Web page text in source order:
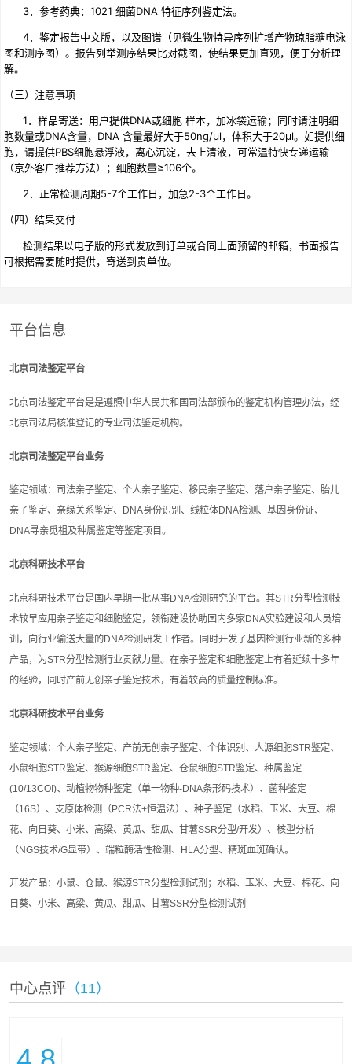
3．参考药典：1021 细菌DNA 特征序列鉴定法。
4．鉴定报告中文版，以及图谱（见微生物特异序列扩增产物琼脂糖电泳
图和测序图）。报告列举测序结果比对截图，使结果更加直观，便于分析理
解。
（三）注意事项
1．样品寄送：用户提供DNA或细胞 样本，加冰袋运输；同时请注明细
胞数量或DNA含量，DNA 含量最好大于50ng/μl，体积大于20μl。如提供细
胞，请提供PBS细胞悬浮液，离心沉淀，去上清液，可常温特快专递运输
（京外客户推荐方法）；细胞数量≥106个。
2．正常检测周期5-7个工作日，加急2-3个工作日。
（四）结果交付
检测结果以电子版的形式发放到订单或合同上面预留的邮箱，书面报告
可根据需要随时提供，寄送到贵单位。
平台信息
北京司法鉴定平台
北京司法鉴定平台是是遵照中华人民共和国司法部颁布的鉴定机构管理办法，经
北京司法局核准登记的专业司法鉴定机构。
北京司法鉴定平台业务
鉴定领域：司法亲子鉴定、个人亲子鉴定、移民亲子鉴定、落户亲子鉴定、胎儿
亲子鉴定、亲缘关系鉴定、DNA身份识别、线粒体DNA检测、基因身份证、
DNA寻亲觅祖及种属鉴定等鉴定项目。
北京科研技术平台
北京科研技术平台是国内早期一批从事DNA检测研究的平台。其STR分型检测技
术较早应用亲子鉴定和细胞鉴定，领衔建设协助国内多家DNA实验建设和人员培
训，向行业输送大量的DNA检测研发工作者。同时开发了基因检测行业新的多种
产品，为STR分型检测行业贡献力量。在亲子鉴定和细胞鉴定上有着延续十多年
的经验，同时产前无创亲子鉴定技术，有着较高的质量控制标准。
北京科研技术平台业务
鉴定领域：个人亲子鉴定、产前无创亲子鉴定、个体识别、人源细胞STR鉴定、
小鼠细胞STR鉴定、猴源细胞STR鉴定、仓鼠细胞STR鉴定、种属鉴定
(10/13COI)、动植物物种鉴定（单一物种-DNA条形码技术）、菌种鉴定
（16S）、支原体检测（PCR法+恒温法）、种子鉴定（水稻、玉米、大豆、棉
花、向日葵、小米、高粱、黄瓜、甜瓜、甘薯SSR分型/开发）、核型分析
（NGS技术/G显带）、端粒酶活性检测、HLA分型、精斑血斑确认。
开发产品：小鼠、仓鼠、猴源STR分型检测试剂；水稻、玉米、大豆、棉花、向
日葵、小米、高粱、黄瓜、甜瓜、甘薯SSR分型检测试剂
中心点评 （11）